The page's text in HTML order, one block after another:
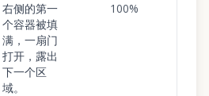
右侧的第一
个容器被填
满，一扇门
打开，露出
下一个区
域。
100%